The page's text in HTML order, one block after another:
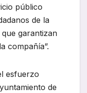
público
de la
garantizan
compañía”.
esfuerzo
de